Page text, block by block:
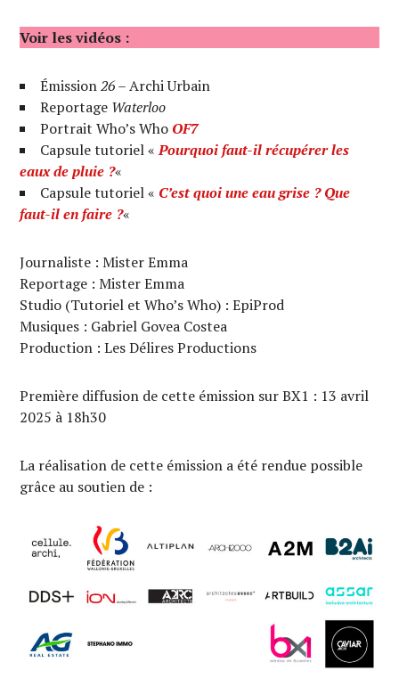
Voir les vidéos :
Émission26– Archi Urbain
Reportage Waterloo
Portrait Who’s Who OF7
Capsule tutoriel «Pourquoi faut-il récupérer les
eaux de pluie ?«
Capsule tutoriel « C’est quoi une eau grise ? Que
faut-il en faire ?«
Journaliste : Mister Emma
Reportage : Mister Emma
Studio (Tutoriel et Who’s Who) : EpiProd
Musiques : Gabriel Govea Costea
Production : Les Délires Productions
Première diffusion de cette émission sur BX1 : 13 avril
2025 à 18h30
La réalisation de cette émission a été rendue possible
grâce au soutien de :